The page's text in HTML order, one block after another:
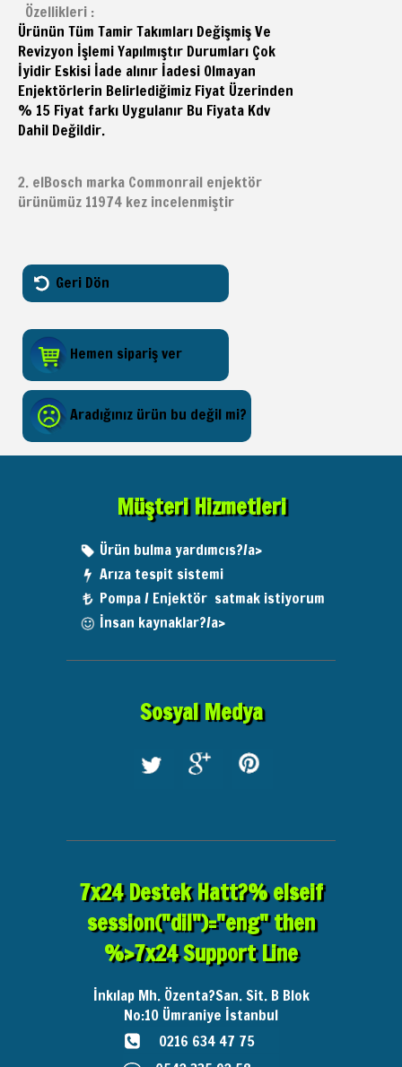
Özellikleri :
Ürünün Tüm Tamir Takımları Değişmiş Ve
Revizyon İşlemi Yapılmıştır Durumları Çok
İyidir Eskisi İade alınır İadesi Olmayan
Enjektörlerin Belirlediğimiz Fiyat Üzerinden
% 15 Fiyat farkı Uygulanır Bu Fiyata Kdv
Dahil Değildir.
2. elBosch marka Commonrail enjektör
ürünümüz 11974 kez incelenmiştir
Geri Dön
Hemen sipariş ver
Aradığınız ürün bu değil mi?
Müşteri Hizmetleri
Ürün bulma yardımcıs?/a>
Arıza tespit sistemi
Pompa / Enjektör satmak istiyorum
İnsan kaynaklar?/a>
Sosyal Medya
7x24 Destek Hatt?% elseif
session("dil")="eng" then
%>7x24 Support Line
İnkılap Mh. Özenta?San. Sit. B Blok
No:10 Ümraniye İstanbul
0216 634 47 75